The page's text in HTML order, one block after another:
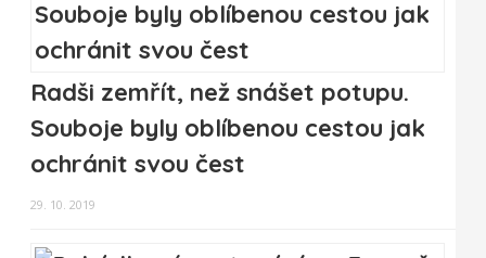
Radši zemřít, než snášet potupu.
Souboje byly oblíbenou cestou jak
ochránit svou čest
29. 10. 2019